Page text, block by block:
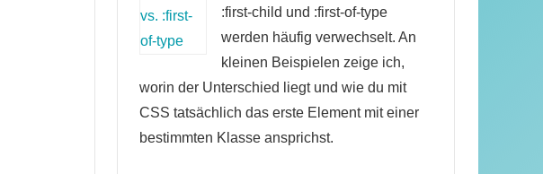
:first-child und :first-of-type
werden häufig verwechselt. An
kleinen Beispielen zeige ich,
worin der Unterschied liegt und wie du mit
CSS tatsächlich das erste Element mit einer
bestimmten Klasse ansprichst.